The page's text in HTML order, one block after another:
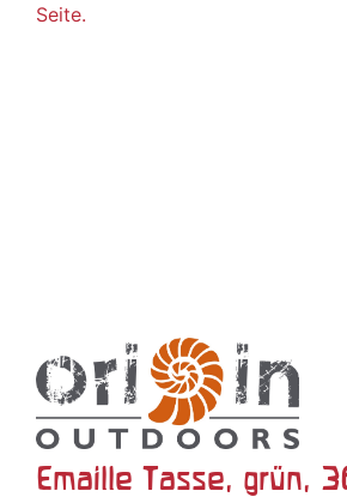
Emaille Tasse, grün,